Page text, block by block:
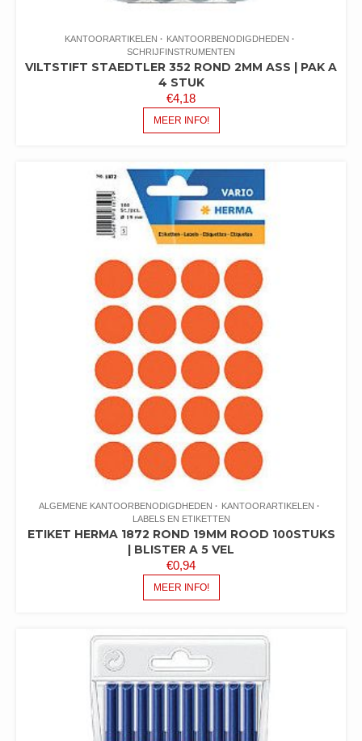
KANTOORARTIKELEN
KANTOORBENODIGDHEDEN
SCHRIJFINSTRUMENTEN
VILTSTIFT STAEDTLER 352 ROND 2MM ASS | PAK A
4 STUK
€4,18
MEER INFO!
ALGEMENE KANTOORBENODIGDHEDEN
KANTOORARTIKELEN
LABELS EN ETIKETTEN
ETIKET HERMA 1872 ROND 19MM ROOD 100STUKS
| BLISTER A 5 VEL
€0,94
MEER INFO!